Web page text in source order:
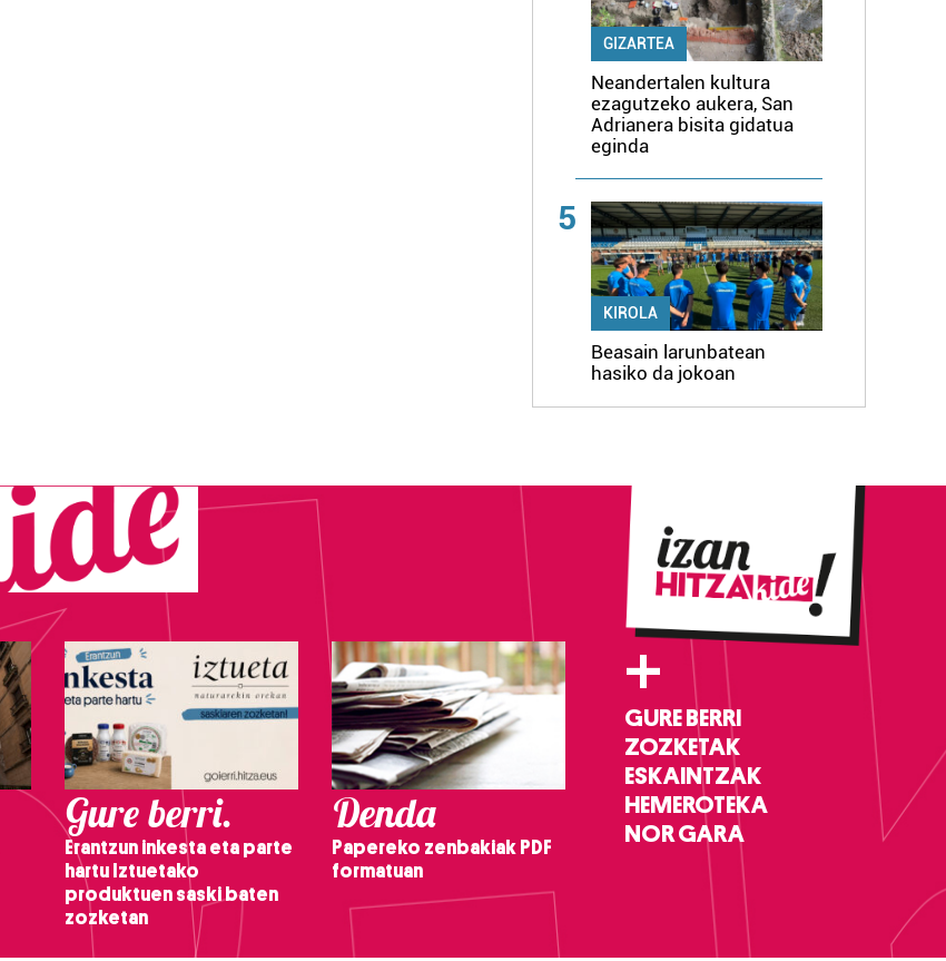
GIZARTEA
Neandertalen kultura
ezagutzeko aukera, San
Adrianera bisita gidatua
eginda
5
KIROLA
Beasain larunbatean
hasiko da jokoan
Gure berri.
Erantzun inkesta eta parte
hartu Iztuetako
produktuen saski baten
zozketan
Denda
Papereko zenbakiak PDF
formatuan
+
GURE BERRI
ZOZKETAK
ESKAINTZAK
HEMEROTEKA
NOR GARA